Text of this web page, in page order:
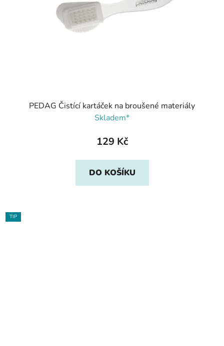
PEDAG Čistící kartáček na broušené materiály
Skladem*
129 Kč
DO KOŠÍKU
TIP